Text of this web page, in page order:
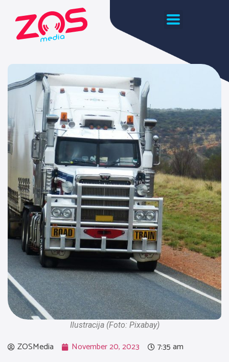
Ilustracija (Foto: Pixabay)
ZOSMedia November 20, 2023 7:35 am